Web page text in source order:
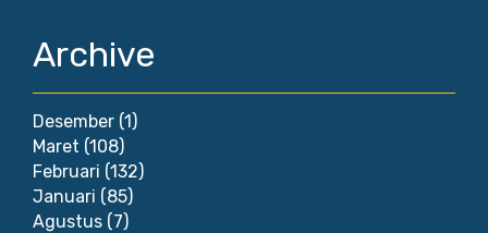
Archive
Desember (1)
Maret (108)
Februari (132)
Januari (85)
Agustus (7)